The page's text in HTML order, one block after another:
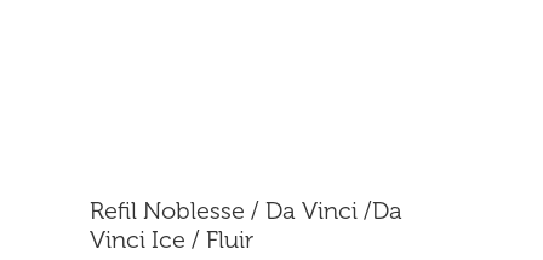
Refil Noblesse / Da Vinci /Da
Vinci Ice / Fluir